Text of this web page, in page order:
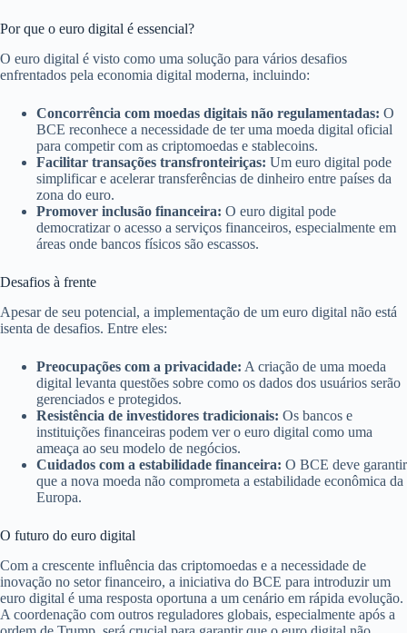
Por que o euro digital é essencial?
O euro digital é visto como uma solução para vários desafios
enfrentados pela economia digital moderna, incluindo:
Concorrência com moedas digitais não regulamentadas: O
BCE reconhece a necessidade de ter uma moeda digital oficial
para competir com as criptomoedas e stablecoins.
Facilitar transações transfronteiriças: Um euro digital pode
simplificar e acelerar transferências de dinheiro entre países da
zona do euro.
Promover inclusão financeira: O euro digital pode
democratizar o acesso a serviços financeiros, especialmente em
áreas onde bancos físicos são escassos.
Desafios à frente
Apesar de seu potencial, a implementação de um euro digital não está
isenta de desafios. Entre eles:
Preocupações com a privacidade: A criação de uma moeda
digital levanta questões sobre como os dados dos usuários serão
gerenciados e protegidos.
Resistência de investidores tradicionais: Os bancos e
instituições financeiras podem ver o euro digital como uma
ameaça ao seu modelo de negócios.
Cuidados com a estabilidade financeira: O BCE deve garantir
que a nova moeda não comprometa a estabilidade econômica da
Europa.
O futuro do euro digital
Com a crescente influência das criptomoedas e a necessidade de
inovação no setor financeiro, a iniciativa do BCE para introduzir um
euro digital é uma resposta oportuna a um cenário em rápida evolução.
A coordenação com outros reguladores globais, especialmente após a